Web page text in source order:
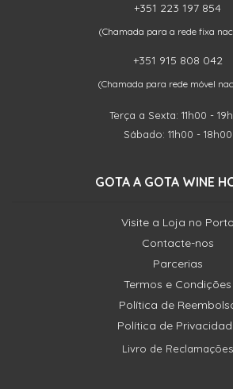
+351 223 197 854
(Chamada para a rede fixa
+351 915 808 042
(Chamada para rede móvel
Terça a Sexta: 11h00 -
Sábado: 11h00 - 18h00
GOTA A GOTA WINE
Visite a Loja no Porto
Contacte-nos
Parcerias
Termos e Condições
Política de
Política de
Livro de Reclamações